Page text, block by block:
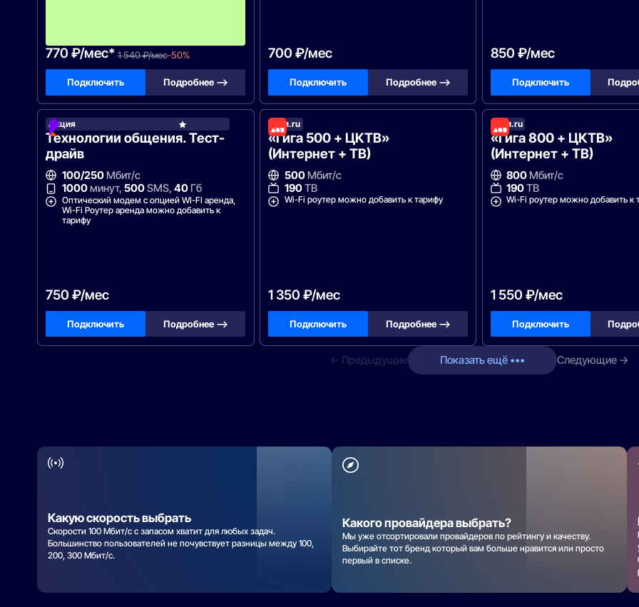
770 ₽/мес* 1 540 ₽/мес-50%
Подключить Подробнее —>
700 ₽/мес
Подключить Подробнее —>
850 ₽/мес
Подключить
Акция Ростелеком
Технологии общения. Тест-
драйв
100/250Мбит/с
1000минут, 500SMS, 40Гб
Оптический модем с опцией WI-FI аренда,
Wi-Fi Роутер аренда можно добавить к
тарифу
750 ₽/мес
Подключить Подробнее —>
Дом.ru
«Гига 500 + ЦКТВ»
(Интернет + ТВ)
500Мбит/с
190ТВ
Wi-Fi роутер можно добавить к тарифу
1 350 ₽/мес
Подключить Подробнее —>
Дом.ru
«Гига 800 + ЦКТВ»
(Интернет + ТВ)
800 Мбит/с
190ТВ
Wi-Fi роутер можно добавить к
1 550 ₽/мес
Подключить
← Предыдущие Показать ещё ••• Следующие →
Какую скорость выбрать
Скорости 100 Мбит/с с запасом хватит для любых задач.
Большинство пользователей не почувствует разницы между 100,
200, 300 Мбит/с.
Какого провайдера выбрать?
Мы уже отсортировали провайдеров по рейтингу и качеству.
Выбирайте тот бренд который вам больше нравится или просто
первый в списке.